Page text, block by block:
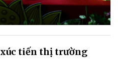
tiến thị trường